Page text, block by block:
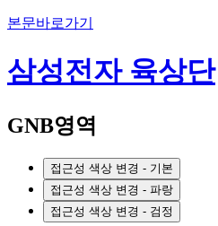
본문바로가기
삼성전자 육상단
GNB영역
접근성 색상 변경 - 기본
접근성 색상 변경 - 파랑
접근성 색상 변경 - 검정